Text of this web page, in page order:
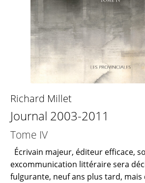
Richard Millet
Journal 2003-2011
Tome IV
Écrivain majeur, éditeur efficace,
excommunication littéraire sera
fulgurante, neuf ans plus tard, mais